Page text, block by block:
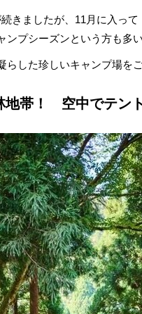
きましたが、11月に入っ
プシーズンという方も多
した珍しいキャンプ場を
地帯！ 空中でテン